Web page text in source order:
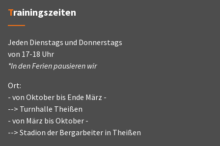
Trainingszeiten
Jeden Dienstags und Donnerstags
von 17-18 Uhr
*In den Ferien pausieren wir
Ort:
- von Oktober bis Ende März -
--> Turnhalle Theißen
- von März bis Oktober -
--> Stadion der Bergarbeiter in Theißen